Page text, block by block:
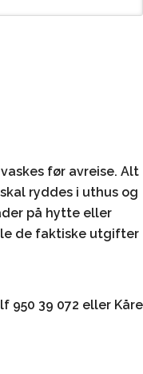
før avreise. Alt
ryddes i uthus og
på hytte eller
de faktiske utgifter
950 39 072 eller Kåre